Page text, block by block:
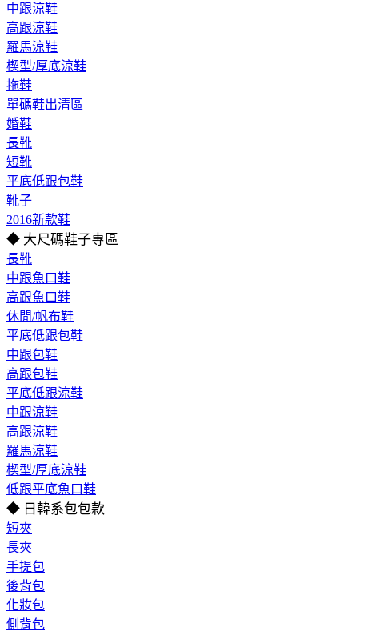
中跟涼鞋
高跟涼鞋
羅馬涼鞋
楔型/厚底涼鞋
拖鞋
單碼鞋出清區
婚鞋
長靴
短靴
平底低跟包鞋
靴子
2016新款鞋
◆ 大尺碼鞋子專區
長靴
中跟魚口鞋
高跟魚口鞋
休閒/帆布鞋
平底低跟包鞋
中跟包鞋
高跟包鞋
平底低跟涼鞋
中跟涼鞋
高跟涼鞋
羅馬涼鞋
楔型/厚底涼鞋
低跟平底魚口鞋
◆ 日韓系包包款
短夾
長夾
手提包
後背包
化妝包
側背包